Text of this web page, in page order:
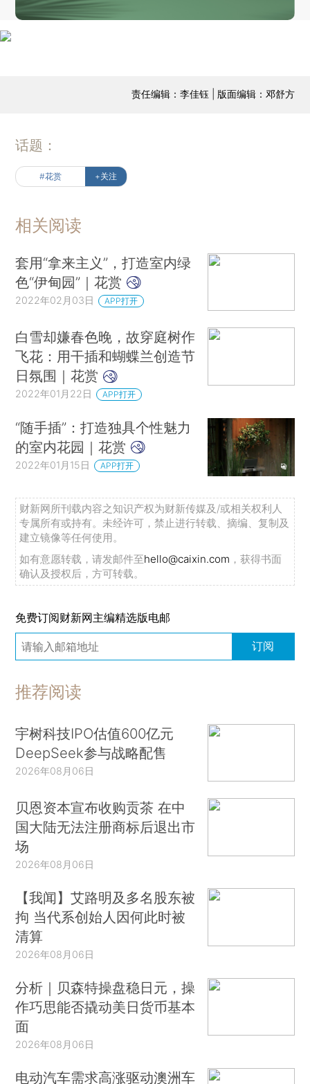
责任编辑：李佳钰 | 版面编辑：邓舒方
话题：
#花赏 +关注
相关阅读
套用“拿来主义”，打造室内绿
色“伊甸园”｜花赏
2022年02月03日 APP打开
白雪却嫌春色晚，故穿庭树作
飞花：用干插和蝴蝶兰创造节
日氛围｜花赏
2022年01月22日 APP打开
“随手插”：打造独具个性魅力
的室内花园｜花赏
2022年01月15日 APP打开
财新网所刊载内容之知识产权为财新传媒及/或相关权利人
专属所有或持有。未经许可，禁止进行转载、摘编、复制及
建立镜像等任何使用。
如有意愿转载，请发邮件至hello@caixin.com ，获得书面
确认及授权后，方可转载。
免费订阅财新网主编精选版电邮
订阅
推荐阅读
宇树科技IPO估值600亿元
DeepSeek参与战略配售
2026年08月06日
贝恩资本宣布收购贡茶 在中
国大陆无法注册商标后退出市
场
2026年08月06日
【我闻】艾路明及多名股东被
拘 当代系创始人因何此时被
清算
2026年08月06日
分析｜贝森特操盘稳日元，操
作巧思能否撬动美日货币基本
面
2026年08月06日
电动汽车需求高涨驱动澳洲车